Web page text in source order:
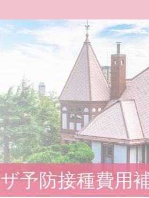
予防接種費用